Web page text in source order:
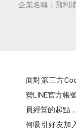
企業名稱：飛利
面對第三方
營LINE官方帳
員經營的起點
何吸引好友加